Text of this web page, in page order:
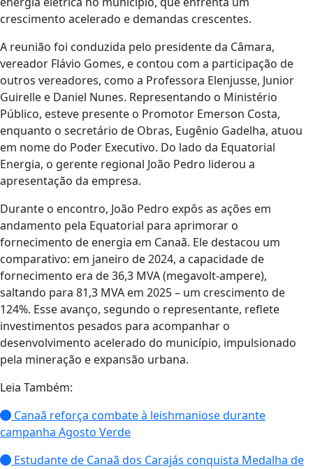
crescimento acelerado e demandas crescentes.
A reunião foi conduzida pelo presidente da Câmara,
vereador Flávio Gomes, e contou com a participação de
outros vereadores, como a Professora Elenjusse, Junior
Guirelle e Daniel Nunes. Representando o Ministério
Público, esteve presente o Promotor Emerson Costa,
enquanto o secretário de Obras, Eugênio Gadelha, atuou
em nome do Poder Executivo. Do lado da Equatorial
Energia, o gerente regional João Pedro liderou a
apresentação da empresa.
Durante o encontro, João Pedro expôs as ações em
andamento pela Equatorial para aprimorar o
fornecimento de energia em Canaã. Ele destacou um
comparativo: em janeiro de 2024, a capacidade de
fornecimento era de 36,3 MVA (megavolt-ampere),
saltando para 81,3 MVA em 2025 – um crescimento de
124%. Esse avanço, segundo o representante, reflete
investimentos pesados para acompanhar o
desenvolvimento acelerado do município, impulsionado
pela mineração e expansão urbana.
Leia Também:
Canaã reforça combate à leishmaniose durante
campanha Agosto Verde
Estudante de Canaã dos Carajás conquista Medalha de